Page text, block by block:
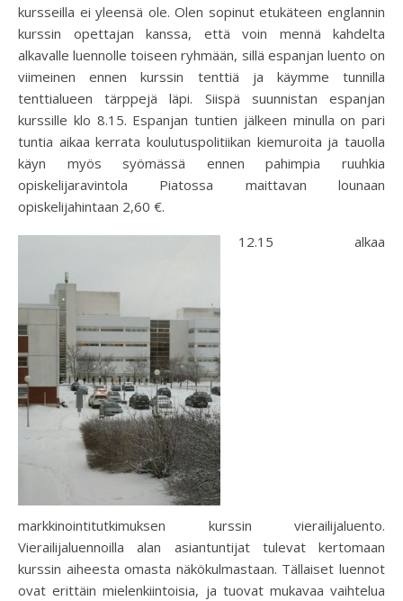
kursseilla ei yleensä ole. Olen sopinut etukäteen englannin
kurssin opettajan kanssa, että voin mennä kahdelta
alkavalle luennolle toiseen ryhmään, sillä espanjan luento on
viimeinen ennen kurssin tenttiä ja käymme tunnilla
tenttialueen tärppejä läpi. Siispä suunnistan espanjan
kurssille klo 8.15. Espanjan tuntien jälkeen minulla on pari
tuntia aikaa kerrata koulutuspolitiikan kiemuroita ja tauolla
käyn myös syömässä ennen pahimpia ruuhkia
opiskelijaravintola Piatossa maittavan lounaan
opiskelijahintaan 2,60 €.
12.15 alkaa
markkinointitutkimuksen kurssin vierailijaluento.
Vierailijaluennoilla alan asiantuntijat tulevat kertomaan
kurssin aiheesta omasta näkökulmastaan. Tällaiset luennot
ovat erittäin mielenkiintoisia, ja tuovat mukavaa vaihtelua